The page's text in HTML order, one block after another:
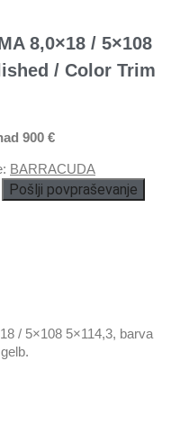
8,0×18 / 5×108
/ Color Trim
900 €
BARRACUDA
Pošlji povpraševanje
/ 5×108 5×114,3, barva